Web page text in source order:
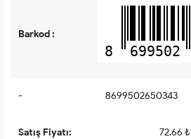
Barkod :
8 699502
- 8699502650343
Satış Fiyatı: 72.66 ₺